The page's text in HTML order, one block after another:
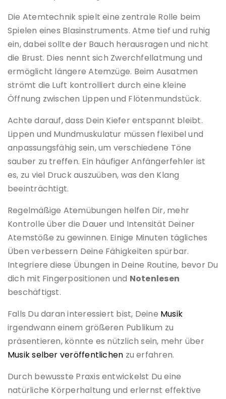
Die Atemtechnik spielt eine zentrale Rolle beim
Spielen eines Blasinstruments. Atme tief und ruhig
ein, dabei sollte der Bauch herausragen und nicht
die Brust. Dies nennt sich Zwerchfellatmung und
ermöglicht längere Atemzüge. Beim Ausatmen
strömt die Luft kontrolliert durch eine kleine
Öffnung zwischen Lippen und Flötenmundstück.
Achte darauf, dass Dein Kiefer entspannt bleibt.
Lippen und Mundmuskulatur müssen flexibel und
anpassungsfähig sein, um verschiedene Töne
sauber zu treffen. Ein häufiger Anfängerfehler ist
es, zu viel Druck auszuüben, was den Klang
beeinträchtigt.
Regelmäßige Atemübungen helfen Dir, mehr
Kontrolle über die Dauer und Intensität Deiner
Atemstöße zu gewinnen. Einige Minuten tägliches
Üben verbessern Deine Fähigkeiten spürbar.
Integriere diese Übungen in Deine Routine, bevor Du
dich mit Fingerpositionen und Notenlesen
beschäftigst.
Falls Du daran interessiert bist, Deine Musik
irgendwann einem größeren Publikum zu
präsentieren, könnte es nützlich sein, mehr über
Musik selber veröffentlichen zu erfahren.
Durch bewusste Praxis entwickelst Du eine
natürliche Körperhaltung und erlernst effektive